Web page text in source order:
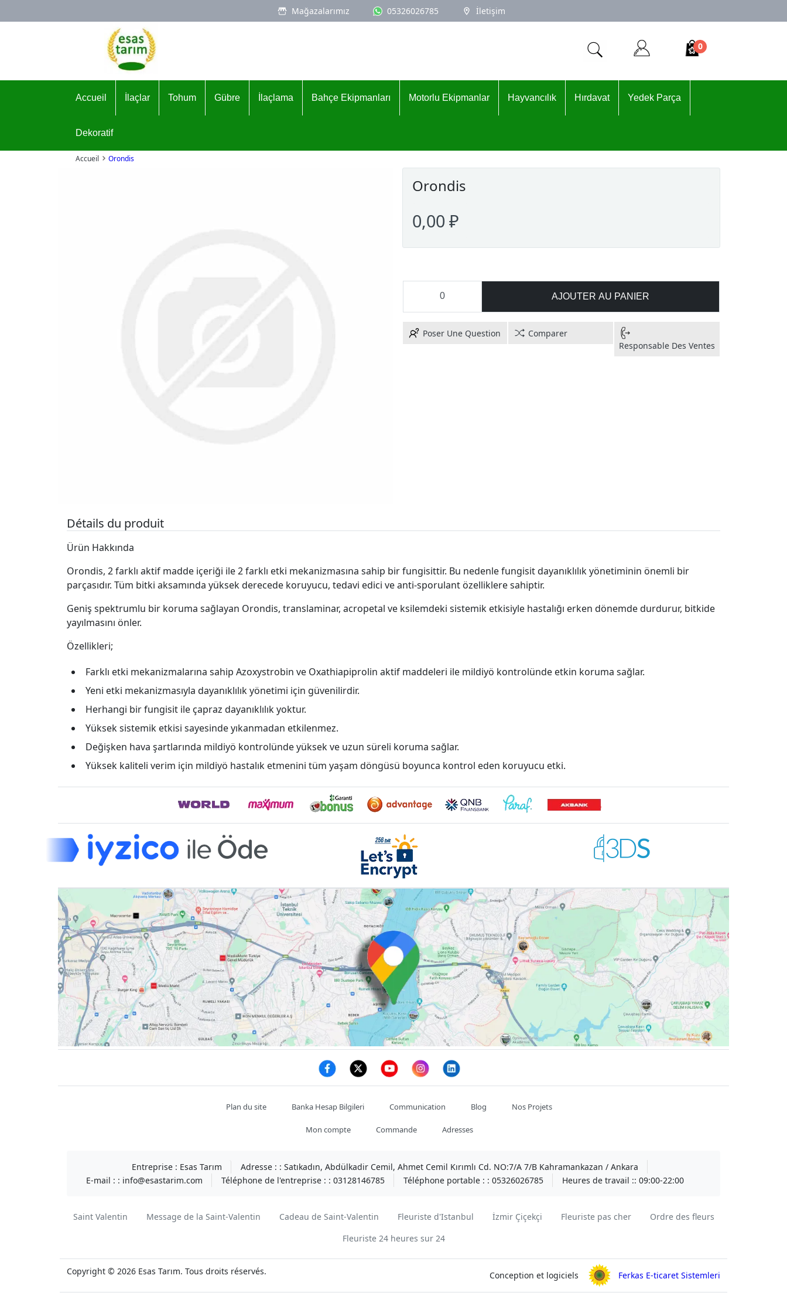
Mağazalarımız 05326026785 İletişim
Logo
0
Accueil İlaçlar Tohum Gübre İlaçlama Bahçe Ekipmanları Motorlu Ekipmanlar Hayvancılık Hırdavat Yedek Parça
Dekoratif
Accueil Orondis
Orondis
0,00 ₽
AJOUTER AU PANIER
Poser Une Question
Comparer
Responsable Des Ventes
Détails du produit
Ürün Hakkında
Orondis, 2 farklı aktif madde içeriği ile 2 farklı etki mekanizmasına sahip bir fungisittir. Bu nedenle fungisit dayanıklılık yönetiminin önemli bir
parçasıdır. Tüm bitki aksamında yüksek derecede koruyucu, tedavi edici ve anti-sporulant özelliklere sahiptir.
Geniş spektrumlu bir koruma sağlayan Orondis, translaminar, acropetal ve ksilemdeki sistemik etkisiyle hastalığı erken dönemde durdurur, bitkide
yayılmasını önler.
Özellikleri;
Farklı etki mekanizmalarına sahip Azoxystrobin ve Oxathiapiprolin aktif maddeleri ile mildiyö kontrolünde etkin koruma sağlar.
Yeni etki mekanizmasıyla dayanıklılık yönetimi için güvenilirdir.
Herhangi bir fungisit ile çapraz dayanıklılık yoktur.
Yüksek sistemik etkisi sayesinde yıkanmadan etkilenmez.
Değişken hava şartlarında mildiyö kontrolünde yüksek ve uzun süreli koruma sağlar.
Yüksek kaliteli verim için mildiyö hastalık etmenini tüm yaşam döngüsü boyunca kontrol eden koruyucu etki.
Facebook
twitter
youtube
instagram
linkedin
Plan du site Banka Hesap Bilgileri Communication Blog Nos Projets
Mon compte Commande Adresses
Entreprise : Esas Tarım Adresse : : Satıkadın, Abdülkadir Cemil, Ahmet Cemil Kırımlı Cd. NO:7/A 7/B Kahramankazan / Ankara
E-mail : : info@esastarim.com Téléphone de l'entreprise : : 03128146785 Téléphone portable : : 05326026785 Heures de travail :: 09:00-22:00
Saint Valentin Message de la Saint-Valentin Cadeau de Saint-Valentin Fleuriste d'Istanbul İzmir Çiçekçi Fleuriste pas cher
Ordre des fleurs
Fleuriste 24 heures sur 24
Copyright © 2026 Esas Tarım. Tous droits réservés. Conception et logiciels Ferkas E-ticaret Sistemleri